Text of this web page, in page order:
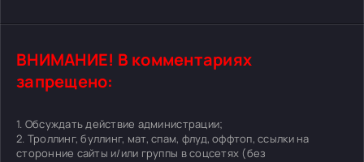
ВНИМАНИЕ! В комментариях
запрещено:
1. Обсуждать действие администрации;
2. Троллинг, буллинг, мат, спам, флуд, оффтоп, ссылки на
сторонние сайты и/или группы в соцсетях (без